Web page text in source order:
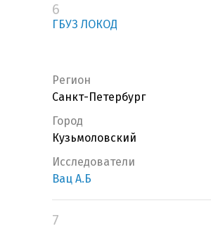
6
ГБУЗ ЛОКОД
Регион
Санкт-Петербург
Город
Кузьмоловский
Исследователи
Вац А.Б
7